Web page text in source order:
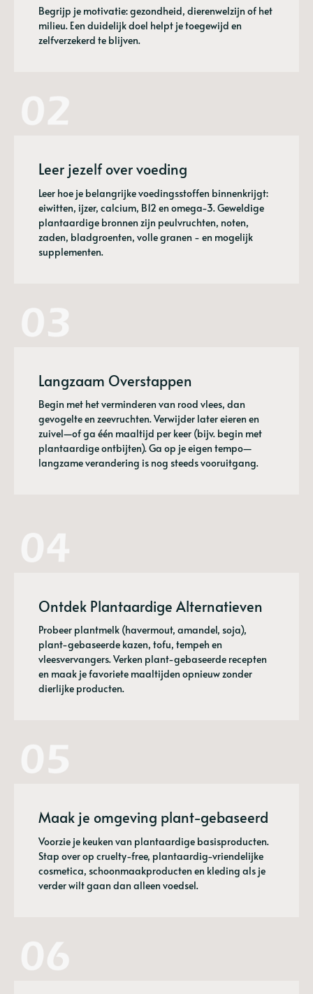
Begrijp je motivatie: gezondheid, dierenwelzijn of het
milieu. Een duidelijk doel helpt je toegewijd en
zelfverzekerd te blijven.
Leer jezelf over voeding
Leer hoe je belangrijke voedingsstoffen binnenkrijgt:
eiwitten, ijzer, calcium, B12 en omega-3. Geweldige
plantaardige bronnen zijn peulvruchten, noten,
zaden, bladgroenten, volle granen - en mogelijk
supplementen.
Langzaam Overstappen
Begin met het verminderen van rood vlees, dan
gevogelte en zeevruchten. Verwijder later eieren en
zuivel—of ga één maaltijd per keer (bijv. begin met
plantaardige ontbijten). Ga op je eigen tempo—
langzame verandering is nog steeds vooruitgang.
Ontdek Plantaardige Alternatieven
Probeer plantmelk (havermout, amandel, soja),
plant-gebaseerde kazen, tofu, tempeh en
vleesvervangers. Verken plant-gebaseerde recepten
en maak je favoriete maaltijden opnieuw zonder
dierlijke producten.
Maak je omgeving plant-gebaseerd
Voorzie je keuken van plantaardige basisproducten.
Stap over op cruelty-free, plantaardig-vriendelijke
cosmetica, schoonmaakproducten en kleding als je
verder wilt gaan dan alleen voedsel.